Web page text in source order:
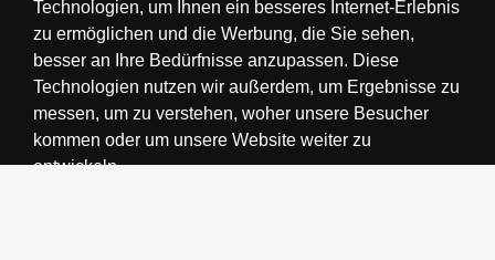
Nederland
Technologien, um Ihnen ein besseres Internet-Erlebnis
zu ermöglichen und die Werbung, die Sie sehen,
besser an Ihre Bedürfnisse anzupassen. Diese
Technologien nutzen wir außerdem, um Ergebnisse zu
messen, um zu verstehen, woher unsere Besucher
kommen oder um unsere Website weiter zu
entwickeln.